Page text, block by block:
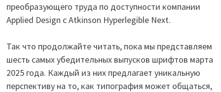
преобразующего труда по доступности компании
Applied Design с Atkinson Hyperlegible Next.
Так что продолжайте читать, пока мы представляем
шесть самых убедительных выпусков шрифтов марта
2025 года. Каждый из них предлагает уникальную
перспективу на то, как типография может общаться,